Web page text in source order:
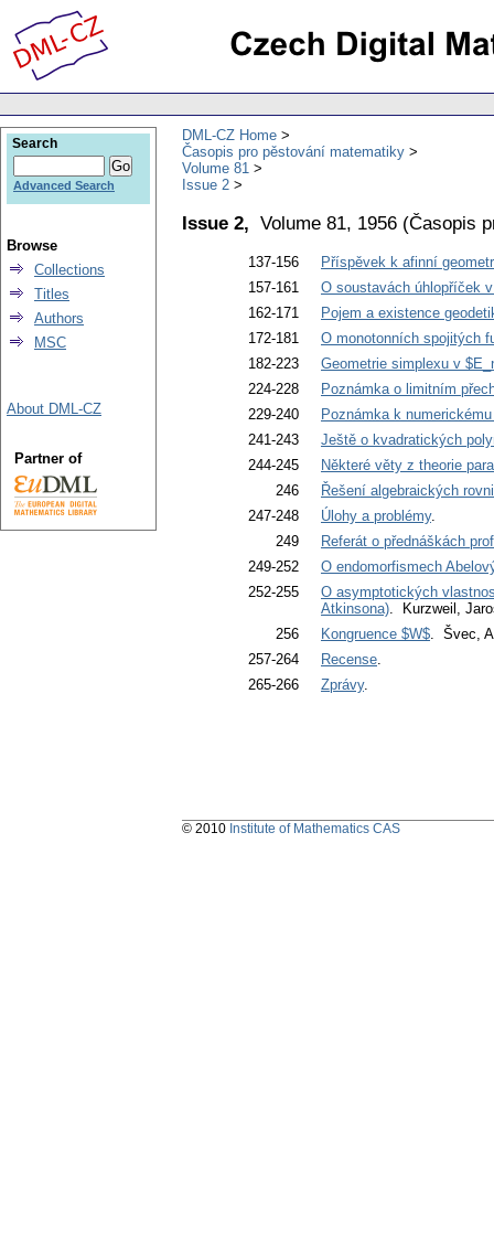
DML-CZ Home
Časopis pro pěstování matematiky
Volume 81
Issue 2
Issue 2, Volume 81, 1956 (Časopis
137-156
Příspěvek k afinní
157-161
O soustavách úhlopříček
162-171
Pojem a existence
172-181
O monotonních spojitých
182-223
Geometrie simplexu v
224-228
Poznámka o limitním
229-240
Poznámka k
241-243
Ještě o kvadratických
244-245
Některé věty z theorie
246
Řešení algebraických
247-248
Úlohy a problémy.
249
Referát o přednáškách
249-252
O endomorfismech
252-255
O asymptotických
Atkinsona). Kurzweil,
256
Kongruence $W$. Švec,
257-264
Recense.
265-266
Zprávy.
Search
Advanced Search
Browse
Collections
Titles
Authors
MSC
About DML-CZ
Partner of
© 2010 Institute of Mathematics CAS